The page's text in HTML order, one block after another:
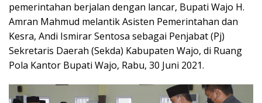
pemerintahan berjalan dengan lancar, Bupati Wajo H.
Amran Mahmud melantik Asisten Pemerintahan dan
Kesra, Andi Ismirar Sentosa sebagai Penjabat (Pj)
Sekretaris Daerah (Sekda) Kabupaten Wajo, di Ruang
Pola Kantor Bupati Wajo, Rabu, 30 Juni 2021.